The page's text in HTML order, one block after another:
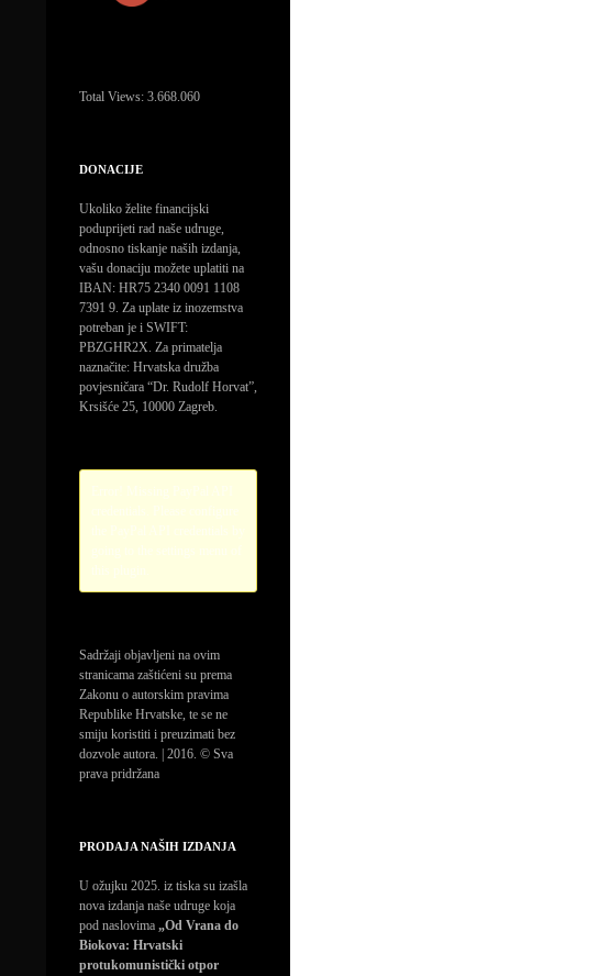
Total Views: 3.668.060
DONACIJE
Ukoliko želite financijski
poduprijeti rad naše udruge,
odnosno tiskanje naših izdanja,
vašu donaciju možete uplatiti na
IBAN: HR75 2340 0091 1108
7391 9. Za uplate iz inozemstva
potreban je i SWIFT:
PBZGHR2X. Za primatelja
naznačite: Hrvatska družba
povjesničara “Dr. Rudolf Horvat”,
Krsišće 25, 10000 Zagreb.
Sadržaji objavljeni na ovim
stranicama zaštićeni su prema
Zakonu o autorskim pravima
Republike Hrvatske, te se ne
smiju koristiti i preuzimati bez
dozvole autora. | 2016. © Sva
prava pridržana
PRODAJA NAŠIH IZDANJA
U ožujku 2025. iz tiska su izašla
nova izdanja naše udruge koja
pod naslovima „Od Vrana do
Biokova: Hrvatski
protukomunistički otpor